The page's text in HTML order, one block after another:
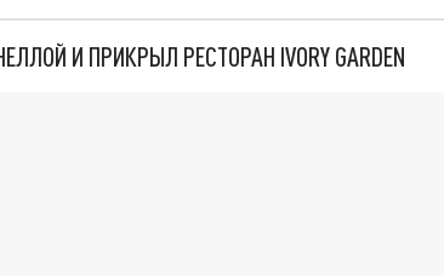
И ПРИКРЫЛ РЕСТОРАН IVORY GARDEN